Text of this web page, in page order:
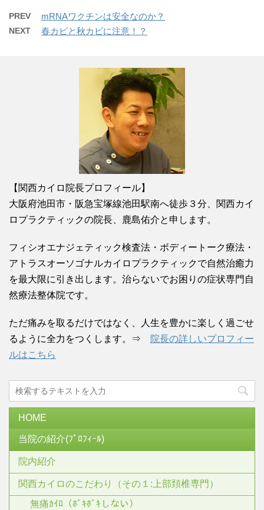
PREV mRNAワクチンは安全なのか？
NEXT 春カビと秋カビに注意！？
【関西カイロ院長プロフィール】
大阪府池田市・阪急宝塚線池田駅南へ徒歩３分、関西カイ
ロプラクティックの院長、鹿島佑介と申します。
フィシオエナジェティック検査法・ボディートーク療法・
アトラスオーソゴナルカイロプラクティックで自然治癒力
を最大限に引き出します。治らないでお困りの症状専門自
然療法整体院です。
ただ痛みを取るだけではなく、人生を豊かに楽しく過ごせ
るように全力をつくします。⇒
院長の詳しいプロフィー
ルはこちら
HOME
当院の紹介(ﾌﾟﾛﾌｨｰﾙ)
院内紹介
関西カイロのこだわり（その１:上部頚椎専門）
無痛ｶｲﾛ（ﾎﾞｷﾎﾞｷしない）